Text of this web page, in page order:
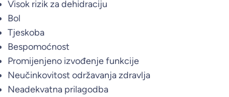
Visok rizik za dehidraciju
Bol
Tjeskoba
Bespomoćnost
Promijenjeno izvođenje funkcije
Neučinkovitost održavanja zdravlja
Neadekvatna prilagodba